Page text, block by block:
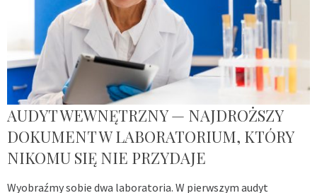
AUDYT WEWNĘTRZNY — NAJDROŻSZY
DOKUMENT W LABORATORIUM, KTÓRY
NIKOMU SIĘ NIE PRZYDAJE
Wyobraźmy sobie dwa laboratoria. W pierwszym audyt